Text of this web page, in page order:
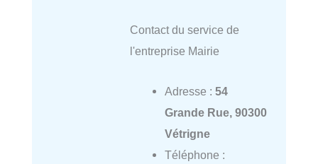
Contact du service de
l'entreprise Mairie
Adresse : 54
Grande Rue, 90300
Vétrigne
Téléphone :